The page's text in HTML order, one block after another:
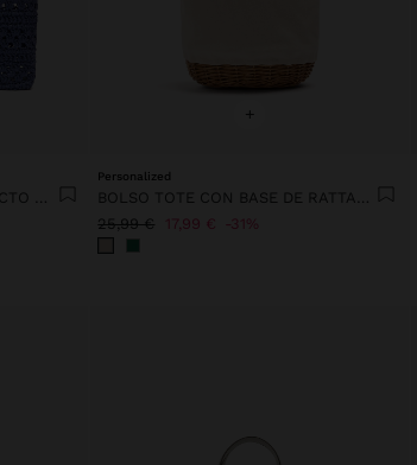
BOLSO TOTE TRENZADO EFECTO RAFIA
+
Personalized
BOLSO TOTE CON BASE DE RATTAN M
25,99 € 17,99 € 31%